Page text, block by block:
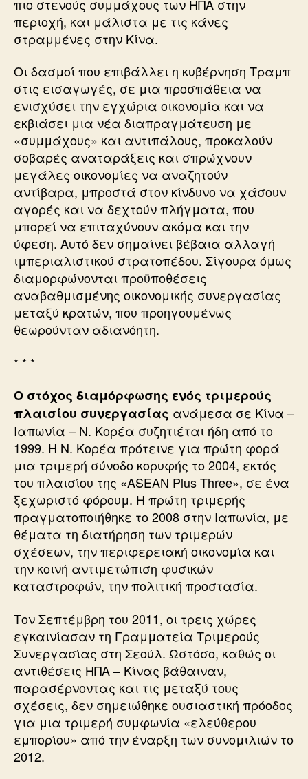
πιο στενούς συμμάχους των ΗΠΑ στην
περιοχή, και μάλιστα με τις κάνες
στραμμένες στην Κίνα.
Οι δασμοί που επιβάλλει η κυβέρνηση Τραμπ
στις εισαγωγές, σε μια προσπάθεια να
ενισχύσει την εγχώρια οικονομία και να
εκβιάσει μια νέα διαπραγμάτευση με
«συμμάχους» και αντιπάλους, προκαλούν
σοβαρές αναταράξεις και σπρώχνουν
μεγάλες οικονομίες να αναζητούν
αντίβαρα, μπροστά στον κίνδυνο να χάσουν
αγορές και να δεχτούν πλήγματα, που
μπορεί να επιταχύνουν ακόμα και την
ύφεση. Αυτό δεν σημαίνει βέβαια αλλαγή
ιμπεριαλιστικού στρατοπέδου. Σίγουρα όμως
διαμορφώνονται προϋποθέσεις
αναβαθμισμένης οικονομικής συνεργασίας
μεταξύ κρατών, που προηγουμένως
θεωρούνταν αδιανόητη.
* * *
Ο στόχος διαμόρφωσης ενός τριμερούς
πλαισίου συνεργασίας ανάμεσα σε Κίνα –
Ιαπωνία – Ν. Κορέα συζητιέται ήδη από το
1999. Η Ν. Κορέα πρότεινε για πρώτη φορά
μια τριμερή σύνοδο κορυφής το 2004, εκτός
του πλαισίου της «ASEAN Plus Three», σε ένα
ξεχωριστό φόρουμ. Η πρώτη τριμερής
πραγματοποιήθηκε το 2008 στην Ιαπωνία, με
θέματα τη διατήρηση των τριμερών
σχέσεων, την περιφερειακή οικονομία και
την κοινή αντιμετώπιση φυσικών
καταστροφών, την πολιτική προστασία.
Τον Σεπτέμβρη του 2011, οι τρεις χώρες
εγκαινίασαν τη Γραμματεία Τριμερούς
Συνεργασίας στη Σεούλ. Ωστόσο, καθώς οι
αντιθέσεις ΗΠΑ – Κίνας βάθαιναν,
παρασέρνοντας και τις μεταξύ τους
σχέσεις, δεν σημειώθηκε ουσιαστική πρόοδος
για μια τριμερή συμφωνία «ελεύθερου
εμπορίου» από την έναρξη των συνομιλιών το
2012.